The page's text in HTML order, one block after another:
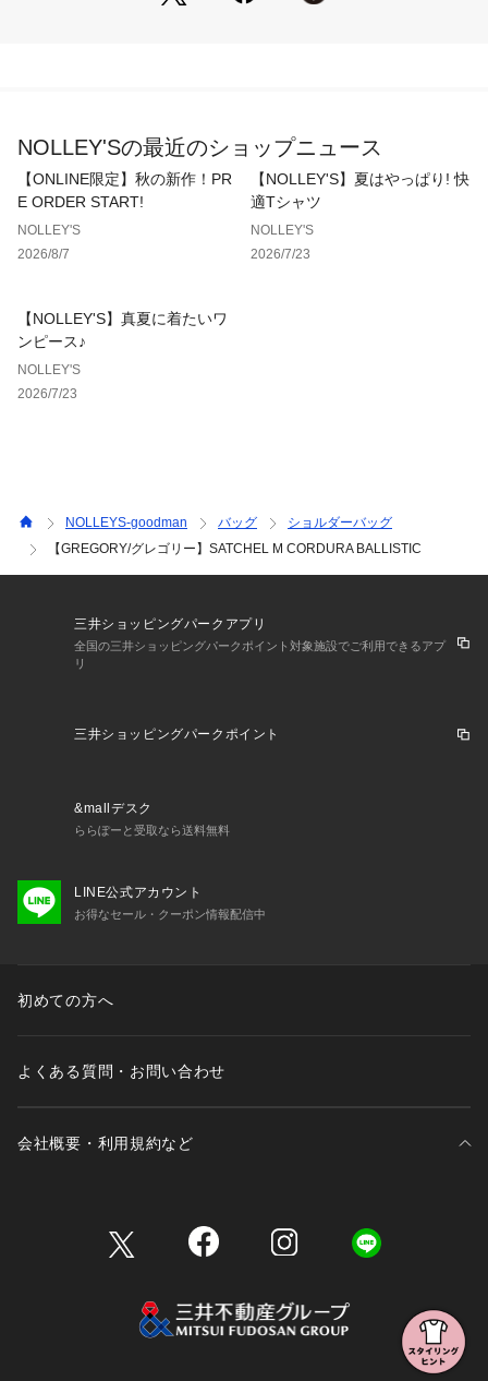
・ポケットの数:3(外側2/内側1)
●ブラック…CORDURA BALLISTIC BLACK
メーカー品番：1545030440 SATCHEL M CORDURA BALLIS
容量： 約13L
重量：約330g
【GREGORY/グレゴリー】
アメリカのバックパックブランド。創立者のウェイン・グレゴ
リー氏は「背負うのではなく、着る」を新コンセプトにパック
界に革命を起こした。エクスターナルフレームパック工場の設
★気になるアイテムは【お気に入り登録】がオススメです！
す。
【お取扱い上のご注意】
末永くご愛用頂くために、アテンションタグを必ずご確認の
上、着用又はお取り扱い下さい。
て見える場合があります。商品の色味は、スタジオ撮影の画像
おりますが、お客様がご利用のモニターの設定及び特性によ
り、実際の商品と比較し色味に若干の誤差が生じる場合があり
※画像の商品はサンプルとなりますので実際の商品と仕様、加
工、サイズが若干異なる場合がございます。
NOLLEY'Sの最近のショップニュース
【ONLINE限定】秋の新作！PR
E ORDER START!
NOLLEY'S
2026/8/7
【NOLLEY'S】夏はやっぱり! 快
適Tシャツ
NOLLEY'S
2026/7/23
【NOLLEY'S】真夏に着たいワ
ンピース♪
NOLLEY'S
2026/7/23
NOLLEYS-goodman バッグ
ショルダーバッグ
【GREGORY/グレゴリー】SATCHEL M CORDURA BALLISTIC
三井ショッピングパークアプリ
全国の三井ショッピングパークポイント対象施設でご利用できるアプ
リ
三井ショッピングパークポイント
&mallデスク
ららぽーと受取なら送料無料
LINE公式アカウント
お得なセール・クーポン情報配信中
初めての方へ
よくある質問・お問い合わせ
会社概要・利用規約など